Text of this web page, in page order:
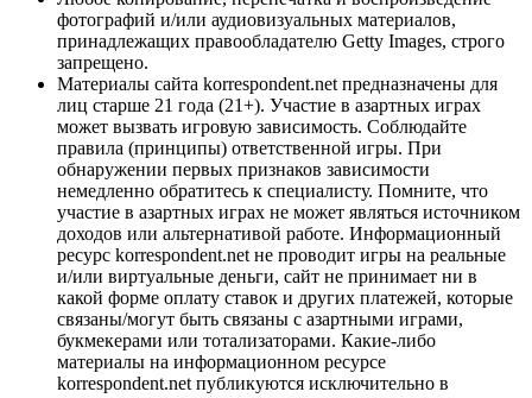
фотографий и/или аудиовизуальных материалов,
принадлежащих правообладателю Getty Images, строго
запрещено.
Материалы сайта korrespondent.net предназначены для
лиц старше 21 года (21+). Участие в азартных играх
может вызвать игровую зависимость. Соблюдайте
правила (принципы) ответственной игры. При
обнаружении первых признаков зависимости
немедленно обратитесь к специалисту. Помните, что
участие в азартных играх не может являться источником
доходов или альтернативой работе. Информационный
ресурс korrespondent.net не проводит игры на реальные
и/или виртуальные деньги, сайт не принимает ни в
какой форме оплату ставок и других платежей, которые
связаны/могут быть связаны с азартными играми,
букмекерами или тотализаторами. Какие-либо
материалы на информационном ресурсе
korrespondent.net публикуются исключительно в